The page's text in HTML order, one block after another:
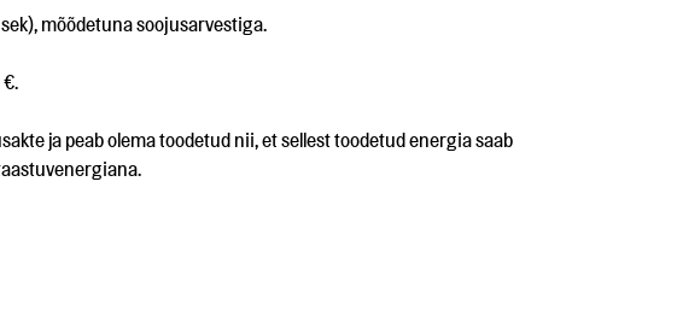
mõõdetuna soojusarvestiga.
ja peab olema toodetud nii, et sellest toodetud energia saab